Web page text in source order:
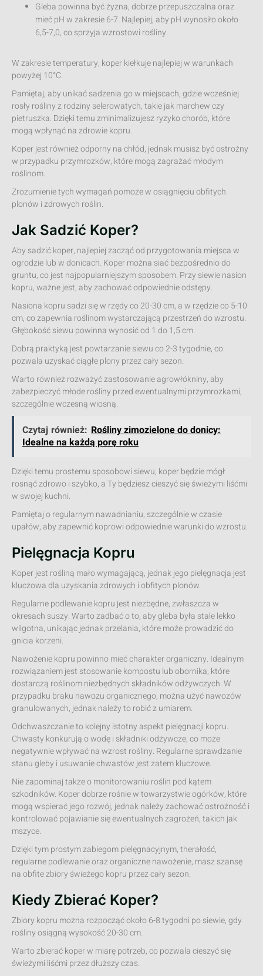
Gleba powinna być żyzna, dobrze przepuszczalna oraz
mieć pH w zakresie 6-7. Najlepiej, aby pH wynosiło około
6,5-7,0, co sprzyja wzrostowi rośliny.
W zakresie temperatury, koper kiełkuje najlepiej w warunkach
powyżej 10°C.
Pamiętaj, aby unikać sadzenia go w miejscach, gdzie wcześniej
rosły rośliny z rodziny selerowatych, takie jak marchew czy
pietruszka. Dzięki temu zminimalizujesz ryzyko chorób, które
mogą wpłynąć na zdrowie kopru.
Koper jest również odporny na chłód, jednak musisz być ostrożny
w przypadku przymrozków, które mogą zagrażać młodym
roślinom.
Zrozumienie tych wymagań pomoże w osiągnięciu obfitych
plonów i zdrowych roślin.
Jak Sadzić Koper?
Aby sadzić koper, najlepiej zacząć od przygotowania miejsca w
ogrodzie lub w donicach. Koper można siać bezpośrednio do
gruntu, co jest najpopularniejszym sposobem. Przy siewie nasion
kopru, ważne jest, aby zachować odpowiednie odstępy.
Nasiona kopru sadzi się w rzędy co 20-30 cm, a w rzędzie co 5-10
cm, co zapewnia roślinom wystarczającą przestrzeń do wzrostu.
Głębokość siewu powinna wynosić od 1 do 1,5 cm.
Dobrą praktyką jest powtarzanie siewu co 2-3 tygodnie, co
pozwala uzyskać ciągłe plony przez cały sezon.
Warto również rozważyć zastosowanie agrowłókniny, aby
zabezpieczyć młode rośliny przed ewentualnymi przymrozkami,
szczególnie wczesną wiosną.
Czytaj również: Rośliny zimozielone do donicy:
Idealne na każdą porę roku
Dzięki temu prostemu sposobowi siewu, koper będzie mógł
rosnąć zdrowo i szybko, a Ty będziesz cieszyć się świeżymi liśćmi
w swojej kuchni.
Pamiętaj o regularnym nawadnianiu, szczególnie w czasie
upałów, aby zapewnić koprowi odpowiednie warunki do wzrostu.
Pielęgnacja Kopru
Koper jest rośliną mało wymagającą, jednak jego pielęgnacja jest
kluczowa dla uzyskania zdrowych i obfitych plonów.
Regularne podlewanie kopru jest niezbędne, zwłaszcza w
okresach suszy. Warto zadbać o to, aby gleba była stale lekko
wilgotna, unikając jednak przelania, które może prowadzić do
gnicia korzeni.
Nawożenie kopru powinno mieć charakter organiczny. Idealnym
rozwiązaniem jest stosowanie kompostu lub obornika, które
dostarczą roślinom niezbędnych składników odżywczych. W
przypadku braku nawozu organicznego, można użyć nawozów
granulowanych, jednak należy to robić z umiarem.
Odchwaszczanie to kolejny istotny aspekt pielęgnacji kopru.
Chwasty konkurują o wodę i składniki odżywcze, co może
negatywnie wpływać na wzrost rośliny. Regularne sprawdzanie
stanu gleby i usuwanie chwastów jest zatem kluczowe.
Nie zapominaj także o monitorowaniu roślin pod kątem
szkodników. Koper dobrze rośnie w towarzystwie ogórków, które
mogą wspierać jego rozwój, jednak należy zachować ostrożność i
kontrolować pojawianie się ewentualnych zagrożeń, takich jak
mszyce.
Dzięki tym prostym zabiegom pielęgnacyjnym, therałość,
regularne podlewanie oraz organiczne nawożenie, masz szansę
na obfite zbiory świeżego kopru przez cały sezon.
Kiedy Zbierać Koper?
Zbiory kopru można rozpocząć około 6-8 tygodni po siewie, gdy
rośliny osiągną wysokość 20-30 cm.
Warto zbierać koper w miarę potrzeb, co pozwala cieszyć się
świeżymi liśćmi przez dłuższy czas.